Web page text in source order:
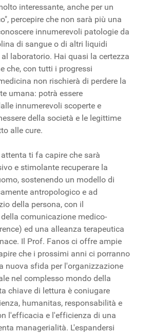
interessante, anche per un
percepire che non sarà più una
innumerevoli patologie da
di sangue o di altri liquidi
laboratorio. Hai quasi la certezza
che, con tutti i progressi
non rischierà di perdere la
umana: potrà essere
innumerevoli scoperte e
della società e le legittime
alle cure.
ti fa capire che sarà
e stimolante recuperare la
sostenendo un modello di
antropologico e ad
della persona, con il
comunicazione medico-
ed una alleanza terapeutica
Il Prof. Fanos ci offre ampie
che i prossimi anni ci porranno
nuova sfida per l'organizzazione
nel complesso mondo della
chiave di lettura è coniugare
humanitas, responsabilità e
l'efficacia e l'efficienza di una
managerialità. L'espandersi